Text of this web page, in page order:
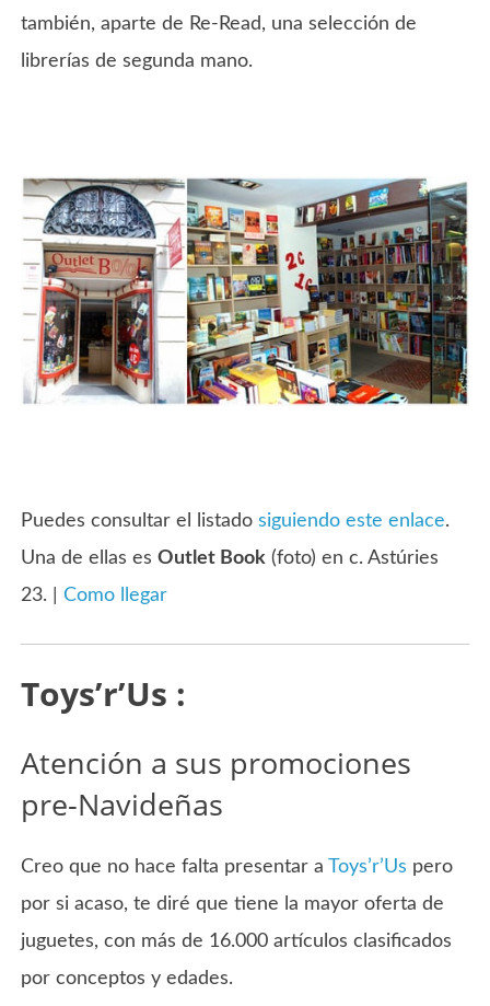
también, aparte de Re-Read, una selección de
librerías de segunda mano.
Puedes consultar el listadosiguiendo este enlace.
Una de ellas esOutlet Book (foto) en c. Astúries
23. |Como llegar
Toys’r’Us :
Atención a sus promociones
pre-Navideñas
Creo que no hace falta presentar aToys’r’Us pero
por si acaso, te diré que tiene la mayor oferta de
juguetes, con más de 16.000 artículos clasificados
por conceptos y edades.